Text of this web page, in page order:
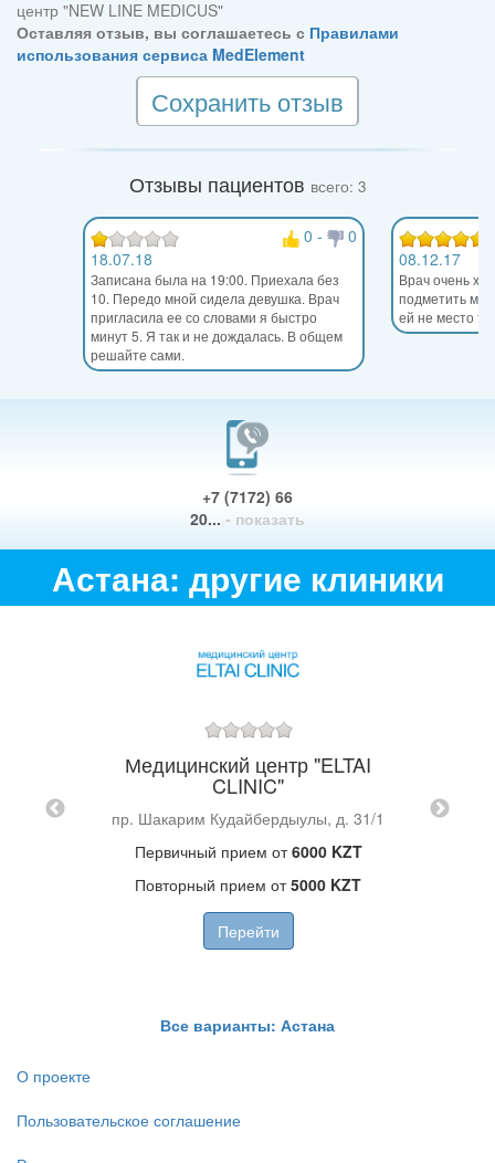
центр "NEW LINE MEDICUS"
Оставляя отзыв, вы соглашаетесь с Правилами
использования сервиса MedElement
Сохранить отзыв
Отзывы пациентов всего: 3
0 -
0
18.07.18
Записана была на 19:00. Приехала без
10. Передо мной сидела девушка. Врач
пригласила ее со словами я быстро
минут 5. Я так и не дождалась. В общем
решайте сами.
08.12.17
Врач очень
подметить
ей не место
+7 (7172) 66
20... - показать
Астана: другие клиники
Медицинский центр "ELTAI
CLINIC"
пр. Шакарим Кудайбердыулы, д. 31/1
Первичный прием от6000 KZT
Повторный прием от5000 KZT
Перейти
Все варианты: Астана
О проекте
Пользовательское соглашение